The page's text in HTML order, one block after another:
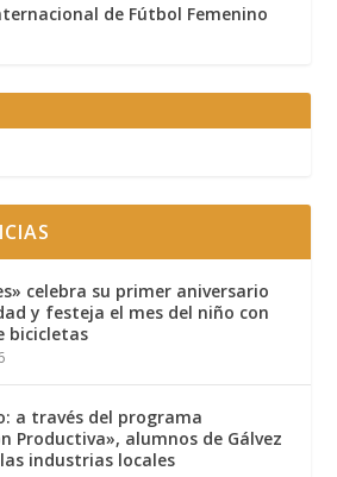
de Fútbol Femenino
celebra su primer aniversario
y festeja el mes del niño con
bicicletas
a través del programa
Productiva», alumnos de Gálvez
industrias locales